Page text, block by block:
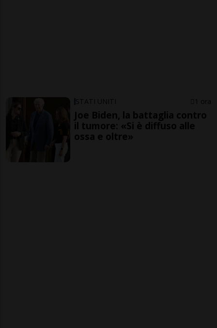
STATI UNITI 1 ora
Joe Biden, la battaglia contro
il tumore: «Si è diffuso alle
ossa e oltre»